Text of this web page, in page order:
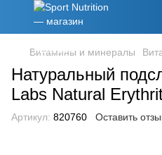
Витамины и минералы
Натуральный
Labs Natural
Артикул: 820760 Оставить